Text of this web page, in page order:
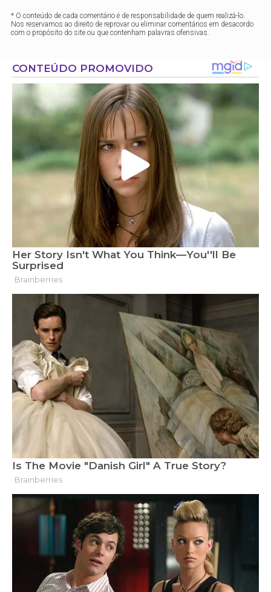
* O conteúdo de cada comentário é de responsabilidade de quem realizá-lo.
Nos reservamos ao direito de reprovar ou eliminar comentários em desacordo
com o propósito do site ou que contenham palavras ofensivas.